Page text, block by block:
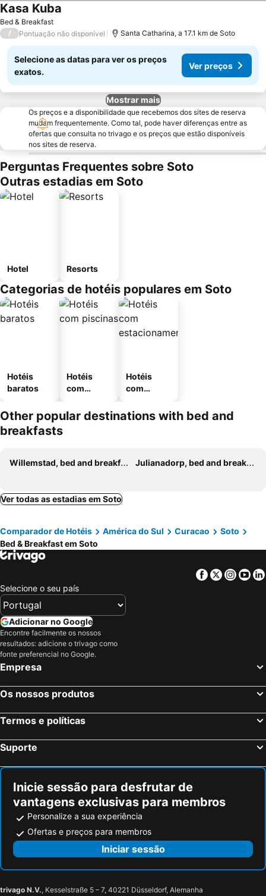
Bed & Breakfast
Kasa Kuba
/ Pontuação não disponível Santa Catharina, a 17.1 km de Soto
Selecione as datas para ver os preços
exatos.
Ver preços
Mostrar mais
Os preços e a disponibilidade que recebemos dos sites de reserva
mudam frequentemente. Como tal, pode haver diferenças entre as
ofertas que consulta no trivago e os preços que estão disponíveis
nos sites de reserva.
Perguntas Frequentes sobre Soto
Outras estadias em Soto
Hotel Resorts
Categorias de hotéis populares em Soto
Hotéis
baratos
Hotéis
com
Hotéis
com
mento
Other popular destinations with bed and
breakfasts
Willemstad, bed and breakfasts Julianadorp, bed and breakfasts
Ver todas as estadias em Soto
Comparador de Hotéis América do Sul Curacao
Soto
Bed & Breakfast em Soto
Facebook
Twitter
Selecione o seu país
Adicionar no Google
Encontre facilmente os nossos
resultados: adicione o trivago como
fonte preferencial no Google.
Empresa
Os nossos produtos
Termos e políticas
Suporte
Inicie sessão para desfrutar de
vantagens exclusivas para membros
Personalize a sua experiência
Ofertas e preços para membros
Iniciar sessão
trivago N.V., Kesselstraße 5 – 7, 40221 Düsseldorf, Alemanha